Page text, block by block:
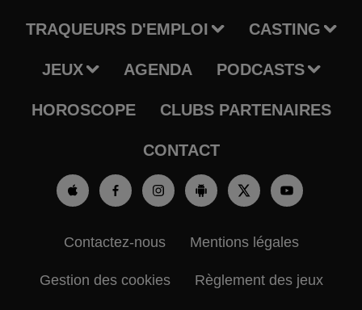
TRAQUEURS D'EMPLOI CASTING
JEUX AGENDA PODCASTS
HOROSCOPE CLUBS PARTENAIRES
CONTACT
Contactez-nous Mentions légales
Gestion des cookies Règlement des jeux